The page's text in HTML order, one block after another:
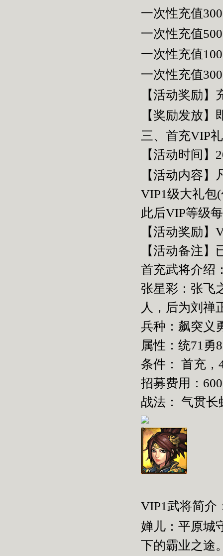
一次性充值
一次性充值
一次性充值
一次性充值
【活动奖励】
【奖励发放】
三、首充VIP
【活动时间】
【活动内容
VIP1级大礼包(
此后VIP等级
【活动奖励】
【活动备注】
首充武将介绍
张星彩：张飞
人，后为刘禅
兵种：飙突义
属性：统71 勇
条件： 首充，
招募费用：
战法： 气贯长
VIP1武将简介
婵儿：平原城
下的霸业之途